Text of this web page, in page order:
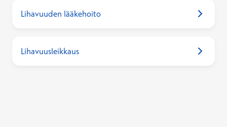
Lihavuuden lääkehoito
Lihavuusleikkaus